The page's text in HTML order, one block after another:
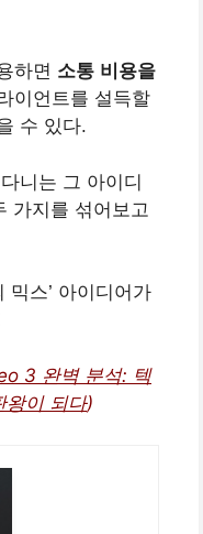
하면 소통 비용을
이언트를 설득할
수 있다.
니는 그 아이디
가지를 섞어보고
믹스’ 아이디어가
3 완벽 분석: 텍
왕이 되다)